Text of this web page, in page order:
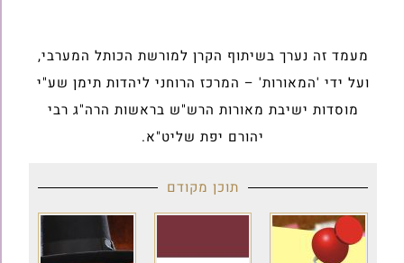
מעמד זה נערך בשיתוף הקרן למורשת הכותל המערבי,
ועל ידי 'המאורות' – המרכז הרוחני ליהדות תימן שע"י
מוסדות ישיבת מאורות הרש"ש בראשות הרה"ג רבי
יהורם יפת שליט"א.
תוכן מקודם